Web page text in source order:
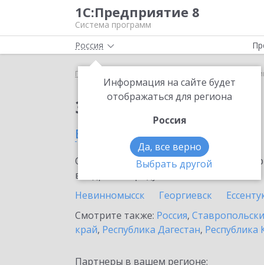
1С:Предприятие 8
Система программ
Россия
Информация на сайте будет
отображаться для региона
Россия
Да, все верно
Выбрать другой
Главная Bidzaar в
Заказать Bidzaar
в Пятигорске
Ознакомьтесь с информационными
внедрение продукта.
Невинномысск
Георгиевск
Смотрите также: Россия,
край, Республика Дагестан, Республика
Партнеры в вашем регионе: